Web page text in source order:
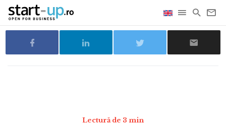
Lectură de 3 min